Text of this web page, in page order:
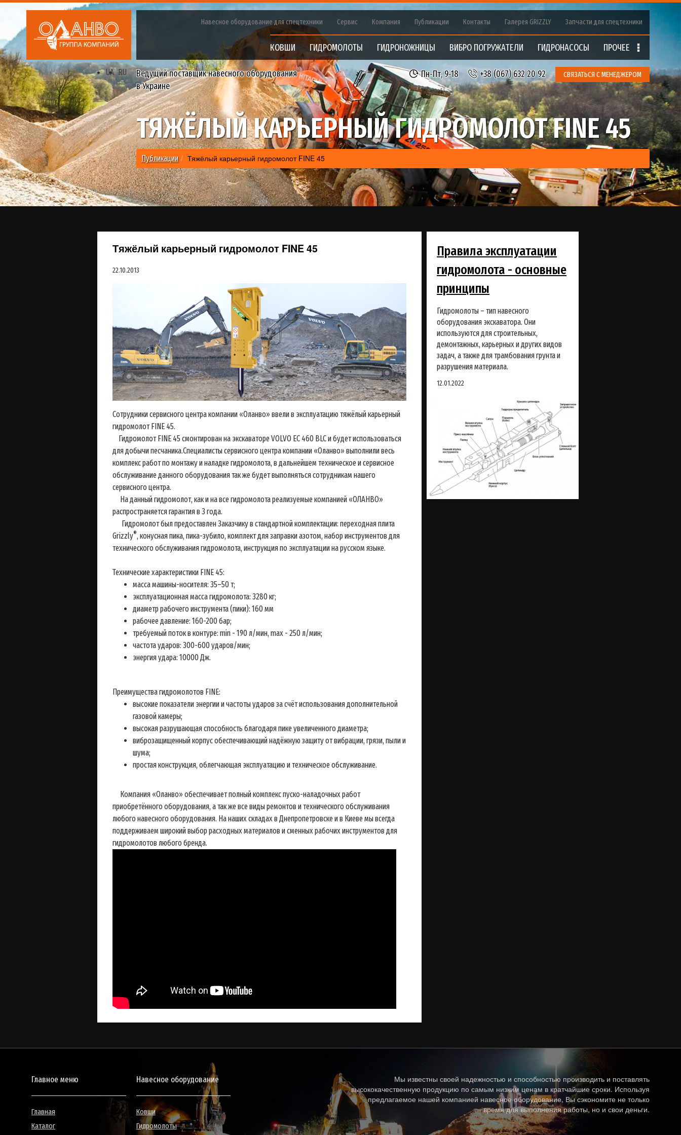
Навесное оборудование для спецтехники Сервис Компания Публикации Контакты Галерея GRIZZLY Запчасти для спецтехники
КОВШИ ГИДРОМОЛОТЫ ГИДРОНОЖНИЦЫ ВИБРО ПОГРУЖАТЕЛИ ГИДРОНАCOCЫ ПРОЧЕЕ
UA RU
Ведущий поставщик навесного оборудования
в Украине
Пн-Пт, 9-18 +38 (067) 632 20 92 СВЯЗАТЬСЯ С МЕНЕДЖЕРОМ
ТЯЖЁЛЫЙ КАРЬЕРНЫЙ ГИДРОМОЛОТ FINE 45
Публикации Тяжёлый карьерный гидромолот FINE 45
Тяжёлый карьерный гидромолот FINE 45
22.10.2013
Сотрудники сервисного центра компании «Оланво» ввели в эксплуатацию тяжёлый карьерный
гидромолот FINE 45.
Гидромолот FINE 45 смонтирован на экскаваторе VOLVO EC 460 BLC и будет использоваться
для добычи песчаника.Специалисты сервисного центра компании «Оланво» выполнили весь
комплекс работ по монтажу и наладке гидромолота, в дальнейшем техническое и сервисное
обслуживание данного оборудования так же будет выполняться сотрудникам нашего
сервисного центра.
На данный гидромолот, как и на все гидромолота реализуемые компанией «ОЛАНВО»
распространяется гарантия в 3 года.
Гидромолот был предоставлен Заказчику в стандартной комплектации: переходная плита
Grizzly®, конусная пика, пика-зубило, комплект для заправки азотом, набор инструментов для
технического обслуживания гидромолота, инструкция по эксплуатации на русском языке.
Технические характеристики FINE 45:
масса машины-носителя: 35–50 т;
эксплуатационная масса гидромолота: 3280 кг;
диаметр рабочего инструмента (пики): 160 мм
рабочее давление: 160-200 бар;
требуемый поток в контуре: min - 190 л/мин, max - 250 л/мин;
частота ударов: 300-600 ударов/мин;
энергия удара: 10000 Дж.
Преимущества гидромолотов FINE:
высокие показатели энергии и частоты ударов за счёт использования дополнительной
газовой камеры;
высокая разрушающая способность благодаря пике увеличенного диаметра;
виброзащищенный корпус обеспечивающий надёжную защиту от вибрации, грязи, пыли и
шума;
простая конструкция, облегчающая эксплуатацию и техническое обслуживание.
Компания «Оланво» обеспечивает полный комплекс пуско-наладочных работ
приобретённого оборудования, а так же все виды ремонтов и технического обслуживания
любого навесного оборудования. На наших складах в Днепропетровске и в Киеве мы всегда
поддерживаем широкий выбор расходных материалов и сменных рабочих инструментов для
гидромолотов любого бренда.
Правила эксплуатации
гидромолота - основные
принципы
Гидромолоты – тип навесного
оборудования экскаватора. Они
используются для строительных,
демонтажных, карьерных и других видов
задач, а также для трамбования грунта и
разрушения материала.
12.01.2022
Главное меню
Главная
Каталог
Навесное оборудование
Ковши
Гидромолоты
Мы известны своей надежностью и способностью производить и поставлять
высококачественную продукцию по самым низким ценам в кратчайшие сроки. Используя
предлагаемое нашей компанией навесное оборудование, Вы сэкономите не только
время для выполнения работы, но и свои деньги.